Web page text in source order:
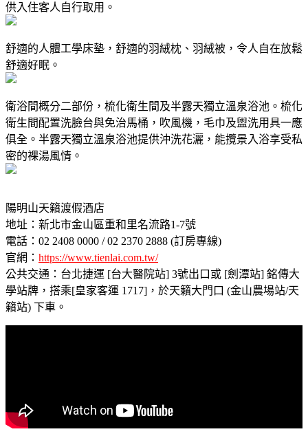
供入住客人自行取用。
舒適的人體工學床墊，舒適的羽絨枕、羽絨被，令人自在放鬆
舒適好眠。
衛浴間概分二部份，梳化衛生間及半露天獨立溫泉浴池。梳化
衛生間配置洗臉台與免治馬桶，吹風機，毛巾及盥洗用具一應
俱全。半露天獨立溫泉浴池提供沖洗花灑，能攬景入浴享受私
密的裸湯風情。
陽明山天籟渡假酒店
地址：新北市金山區重和里名流路1-7號
電話：02 2408 0000 / 02 2370 2888 (訂房專線)
官網： https://www.tienlai.com.tw/
公共交通：台北捷運 [台大醫院站] 3號出口或 [劍潭站] 銘傳大
學站牌，搭乘[皇家客運 1717]，於天籟大門口 (金山農場站/天
籟站) 下車。